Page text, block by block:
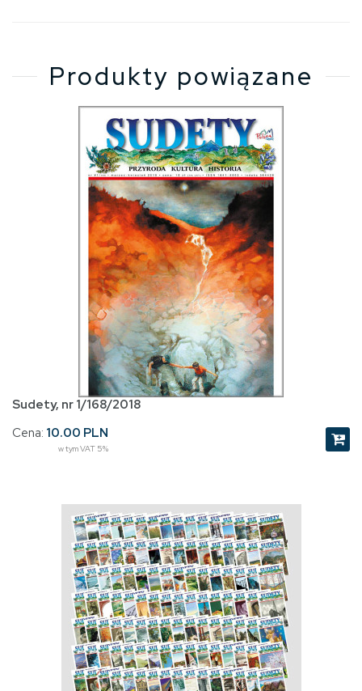
Produkty powiązane
Sudety, nr 1/168/2018
Cena: 10.00 PLN
w tym VAT 5%